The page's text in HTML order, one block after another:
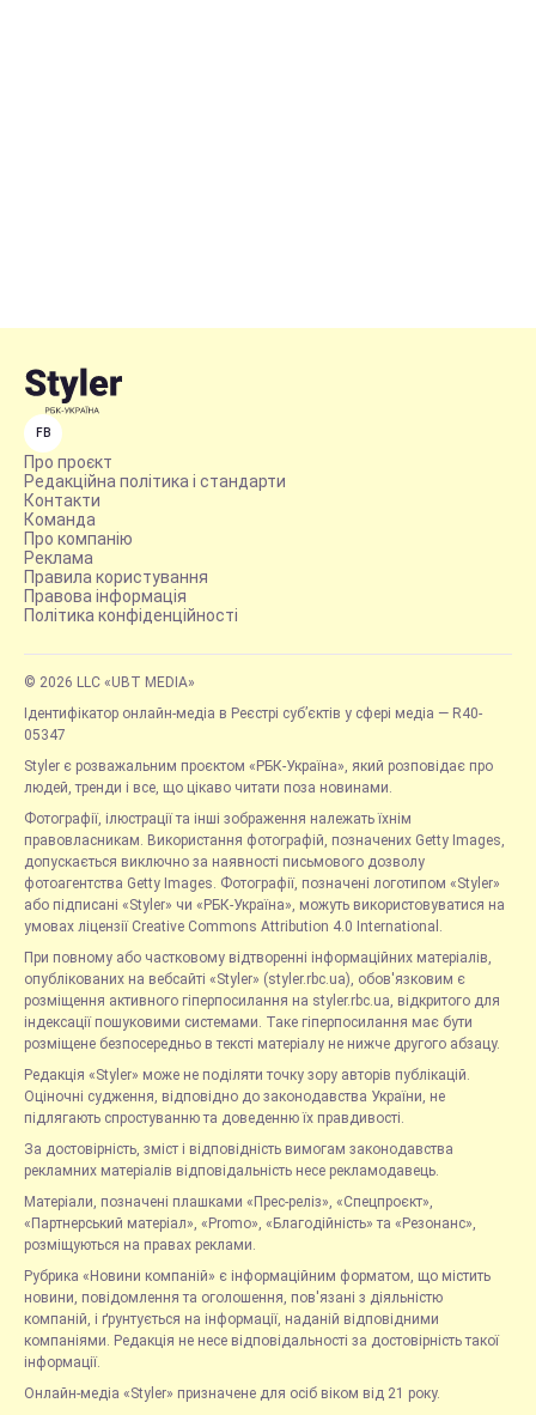
FB
Про проєкт
Редакційна політика і стандарти
Контакти
Команда
Про компанію
Реклама
Правила користування
Правова інформація
Політика конфіденційності
© 2026 LLC «UBT MEDIA»
Ідентифікатор онлайн-медіа в Реєстрі суб’єктів у сфері медіа — R40-
05347
Styler є розважальним проєктом «РБК-Україна», який розповідає про
людей, тренди і все, що цікаво читати поза новинами.
Фотографії, ілюстрації та інші зображення належать їхнім
правовласникам. Використання фотографій, позначених Getty Images,
допускається виключно за наявності письмового дозволу
фотоагентства Getty Images. Фотографії, позначені логотипом «Styler»
або підписані «Styler» чи «РБК-Україна», можуть використовуватися на
умовах ліцензії Creative Commons Attribution 4.0 International.
При повному або частковому відтворенні інформаційних матеріалів,
опублікованих на вебсайті «Styler» (styler.rbc.ua), обов'язковим є
розміщення активного гіперпосилання на styler.rbc.ua, відкритого для
індексації пошуковими системами. Таке гіперпосилання має бути
розміщене безпосередньо в тексті матеріалу не нижче другого абзацу.
Редакція «Styler» може не поділяти точку зору авторів публікацій.
Оціночні судження, відповідно до законодавства України, не
підлягають спростуванню та доведенню їх правдивості.
За достовірність, зміст і відповідність вимогам законодавства
рекламних матеріалів відповідальність несе рекламодавець.
Матеріали, позначені плашками «Прес-реліз», «Спецпроєкт»,
«Партнерський матеріал», «Promo», «Благодійність» та «Резонанс»,
розміщуються на правах реклами.
Рубрика «Новини компаній» є інформаційним форматом, що містить
новини, повідомлення та оголошення, пов'язані з діяльністю
компаній, і ґрунтується на інформації, наданій відповідними
компаніями. Редакція не несе відповідальності за достовірність такої
інформації.
Онлайн-медіа «Styler» призначене для осіб віком від 21 року.